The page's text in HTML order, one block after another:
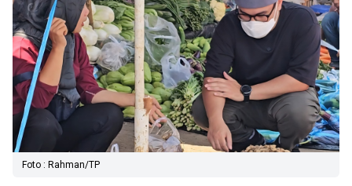
Foto : Rahman/TP